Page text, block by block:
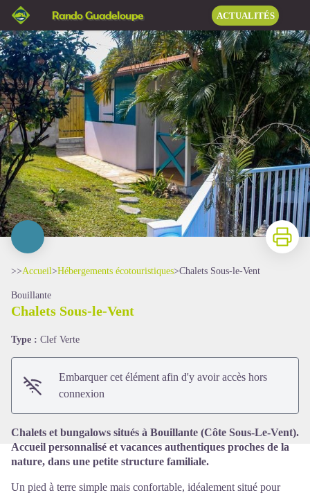
Rando Guadeloupe ACTUALITÉS
Imprimer
>>Accueil>Hébergements écotouristiques>Chalets Sous-le-Vent
Bouillante
Chalets Sous-le-Vent
Type : Clef Verte
Embarquer cet élément afin d'y avoir accès hors
connexion
Chalets et bungalows situés à Bouillante (Côte Sous-Le-Vent).
Accueil personnalisé et vacances authentiques proches de la
nature, dans une petite structure familiale.
Un pied à terre simple mais confortable, idéalement situé pour